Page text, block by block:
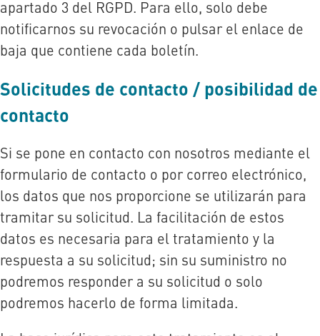
apartado 3 del RGPD. Para ello, solo debe
notificarnos su revocación o pulsar el enlace de
baja que contiene cada boletín.
Solicitudes de contacto / posibilidad de
contacto
Si se pone en contacto con nosotros mediante el
formulario de contacto o por correo electrónico,
los datos que nos proporcione se utilizarán para
tramitar su solicitud. La facilitación de estos
datos es necesaria para el tratamiento y la
respuesta a su solicitud; sin su suministro no
podremos responder a su solicitud o solo
podremos hacerlo de forma limitada.